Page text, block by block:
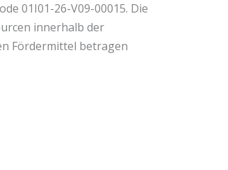
01I01-26-V09-00015. Die
innerhalb der
Fördermittel betragen